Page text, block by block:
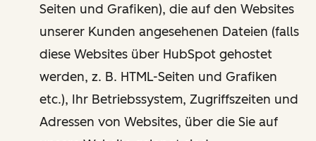
Seiten und Grafiken), die auf den Websites
unserer Kunden angesehenen Dateien (falls
diese Websites über HubSpot gehostet
werden, z. B. HTML-Seiten und Grafiken
etc.), Ihr Betriebssystem, Zugriffszeiten und
Adressen von Websites, über die Sie auf